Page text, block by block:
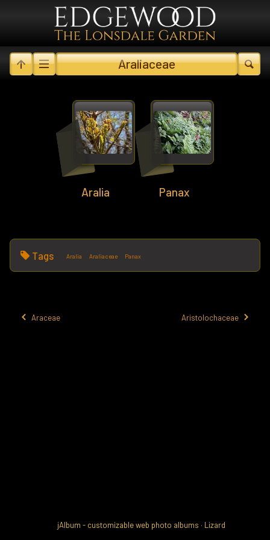
Araliaceae
Aralia Panax
Tags Aralia Araliaceae Panax
Araceae Aristolochaceae
jAlbum - customizable web photo albums · Lizard